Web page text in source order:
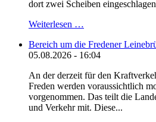
dort zwei Scheiben
Weiterlesen …
Bereich um die Fredener
05.08.2026 - 16:04
An der derzeit für den
Freden werden voraussichtlich
vorgenommen. Das teilt die
und Verkehr mit. Diese...